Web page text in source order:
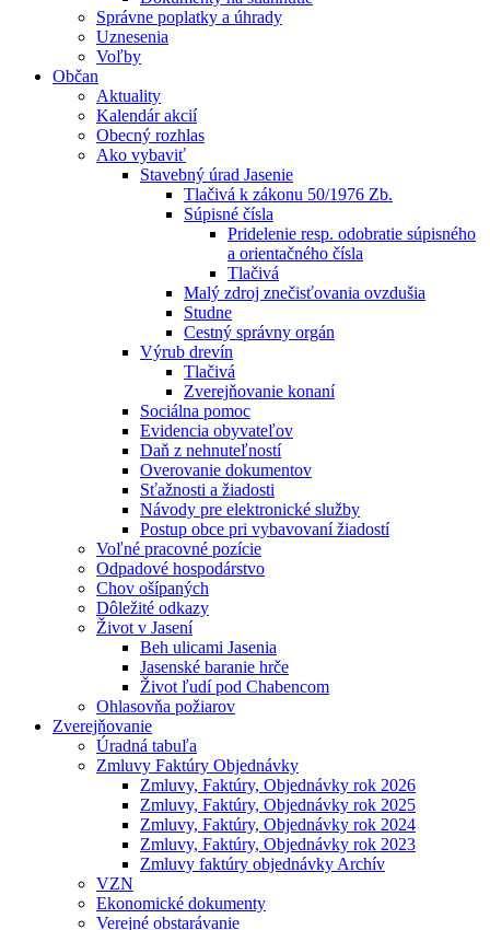
Správne poplatky a úhrady
Uznesenia
Voľby
Občan
Aktuality
Kalendár akcií
Obecný rozhlas
Ako vybaviť
Stavebný úrad Jasenie
Tlačivá k zákonu 50/1976 Zb.
Súpisné čísla
Pridelenie resp. odobratie súpisného
a orientačného čísla
Tlačivá
Malý zdroj znečisťovania ovzdušia
Studne
Cestný správny orgán
Výrub drevín
Tlačivá
Zverejňovanie konaní
Sociálna pomoc
Evidencia obyvateľov
Daň z nehnuteľností
Overovanie dokumentov
Sťažnosti a žiadosti
Návody pre elektronické služby
Postup obce pri vybavovaní žiadostí
Voľné pracovné pozície
Odpadové hospodárstvo
Chov ošípaných
Dôležité odkazy
Život v Jasení
Beh ulicami Jasenia
Jasenské baranie hrče
Život ľudí pod Chabencom
Ohlasovňa požiarov
Zverejňovanie
Úradná tabuľa
Zmluvy Faktúry Objednávky
Zmluvy, Faktúry, Objednávky rok 2026
Zmluvy, Faktúry, Objednávky rok 2025
Zmluvy, Faktúry, Objednávky rok 2024
Zmluvy, Faktúry, Objednávky rok 2023
Zmluvy faktúry objednávky Archív
VZN
Ekonomické dokumenty
Verejné obstarávanie